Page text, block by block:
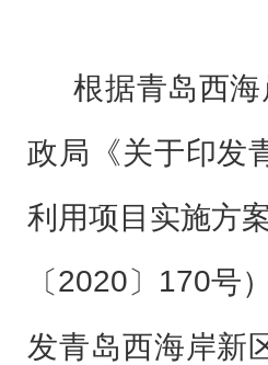
根据青岛西
政局 《关于印发
利用项目实施方
〔2020〕 170号
发青岛西海岸新